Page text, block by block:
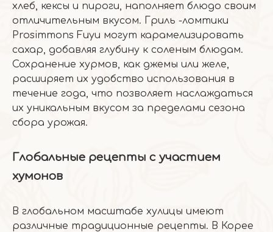
хлеб, кексы и пироги, наполняет блюдо своим
отличительным вкусом. Гриль -ломтики
Prosimmons Fuyu могут карамелизировать
сахар, добавляя глубину к соленым блюдам.
Сохранение хурмов, как джемы или желе,
расширяет их удобство использования в
течение года, что позволяет наслаждаться
их уникальным вкусом за пределами сезона
сбора урожая.
Глобальные рецепты с участием
хумонов
В глобальном масштабе хулицы имеют
различные традиционные рецепты. В Корее